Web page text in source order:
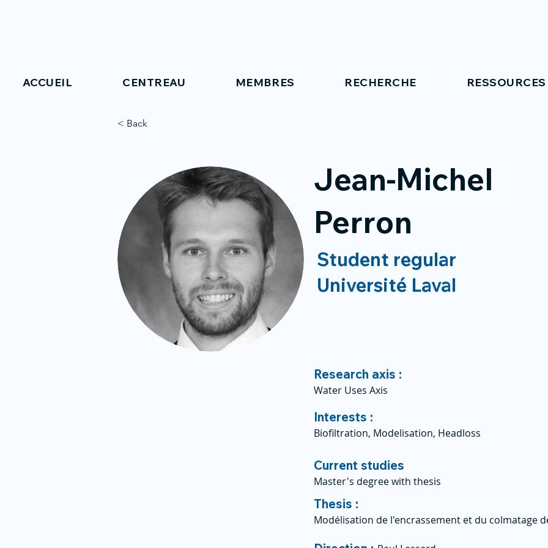
ACCUEIL CENTREAU MEMBRES RECHERCHE RESSOURCES
< Back
Jean-Michel
Perron
Student regular
Université Laval
Research axis :
Water Uses Axis
Interests :
Biofiltration, Modelisation, Headloss
Current studies
Master's degree with thesis
Thesis :
Modélisation de l'encrassement et du colmatage